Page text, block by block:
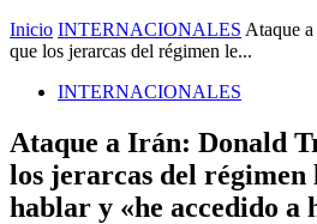
Inicio INTERNACIONALES Ataque
que los jerarcas del régimen le...
INTERNACIONALES
Ataque a Irán: Donald
los jerarcas del régimen
hablar y «he accedido a